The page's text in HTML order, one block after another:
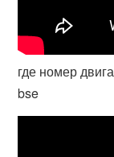
где номер
bse